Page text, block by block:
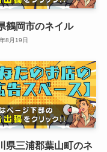
鶴岡市のネイル
8月19日
県三浦郡葉山町のネ